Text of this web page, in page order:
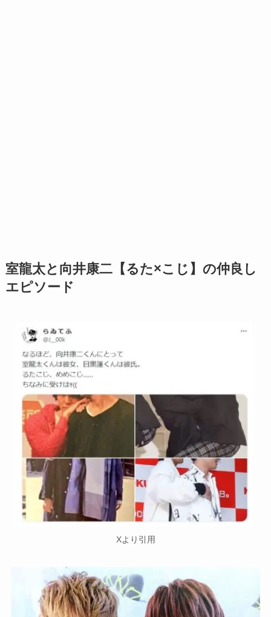
室龍太と向井康二【るた×こじ】の仲良し
エピソード
Xより引用